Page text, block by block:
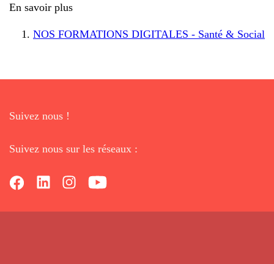
En savoir plus
NOS FORMATIONS DIGITALES - Santé & Social
Suivez nous !
Suivez nous sur les réseaux :